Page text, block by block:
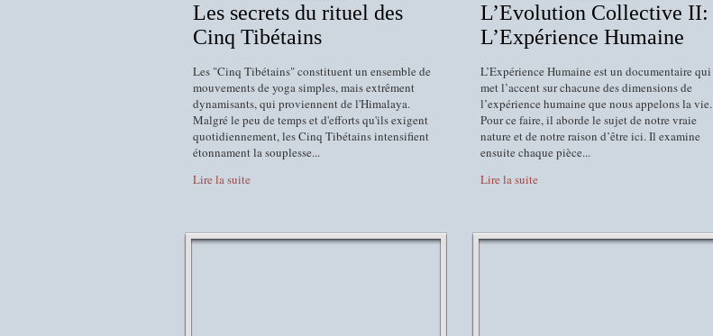
Les secrets du rituel des
Cinq Tibétains
Les "Cinq Tibétains" constituent un ensemble de
mouvements de yoga simples, mais extrêment
dynamisants, qui proviennent de l'Himalaya.
Malgré le peu de temps et d'efforts qu'ils exigent
quotidiennement, les Cinq Tibétains intensifient
étonnament la souplesse...
Lire la suite
L’Evolution Collective II:
L’Expérience Humaine
L’Expérience Humaine est un documentaire qui
met l’accent sur chacune des dimensions de
l’expérience humaine que nous appelons la vie.
Pour ce faire, il aborde le sujet de notre vraie
nature et de notre raison d’être ici. Il examine
ensuite chaque pièce...
Lire la suite